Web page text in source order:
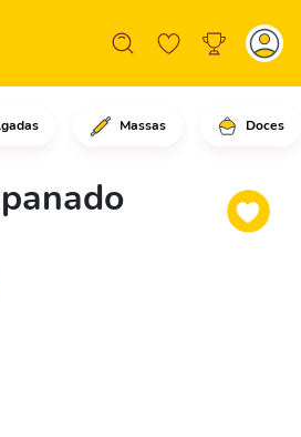
Massas Doces
os peitos de